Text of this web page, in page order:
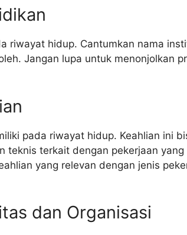
riwayat hidup. Cantumkan nama
Jangan lupa untuk menonjolkan
pada riwayat hidup. Keahlian ini
teknis terkait dengan pekerjaan yang
yang relevan dengan jenis
dan Organisasi